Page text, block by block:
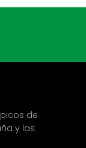
de
y las